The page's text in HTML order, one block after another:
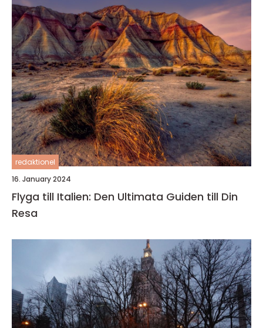
redaktionel
16. January 2024
Flyga till Italien: Den Ultimata Guiden till Din
Resa